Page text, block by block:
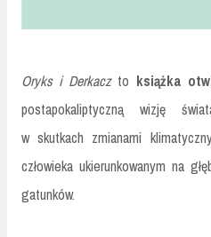
Oryks i Derkacz to książka
postapokaliptyczną wizję
w skutkach zmianami
człowieka ukierunkowanym na
gatunków.